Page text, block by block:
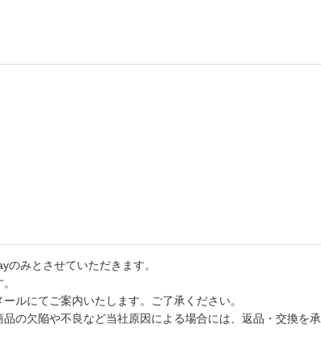
みとさせていただきます。
ルにてご案内いたします。ご了承ください。
の欠陥や不良など当社原因による場合には、返品・交換を